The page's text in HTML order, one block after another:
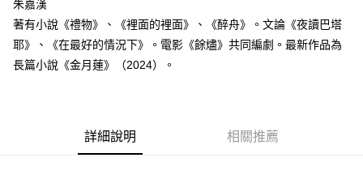
每筆NT$100，滿NT$499(含以上)免運費
朱嘉漢
著有小說《禮物》、《裡面的裡面》、《醉舟》。文論《夜讀巴塔
耶》、《在最好的情況下》。電影《餘燼》共同編劇。最新作品為
長篇小說《金月蓮》（2024）。
詳細說明 相關推薦